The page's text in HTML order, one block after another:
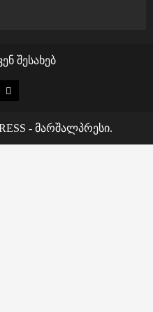
შესახებ
ჩვენ
- მარშალპრესი.